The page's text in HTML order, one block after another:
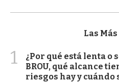
Las
1
¿Por qué está lenta o
BROU, qué alcance
riesgos hay y cuándo